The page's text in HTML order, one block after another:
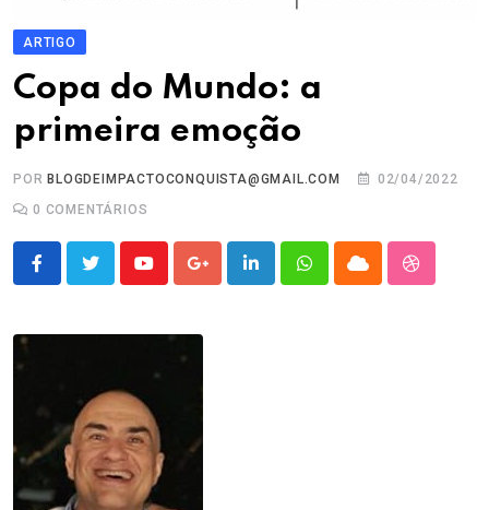
ARTIGO
Copa do Mundo: a
primeira emoção
POR BLOGDEIMPACTOCONQUISTA@GMAIL.COM
02/04/2022
0 COMENTÁRIOS
YoutubeGoogle+LinkedInWhatsappCloud